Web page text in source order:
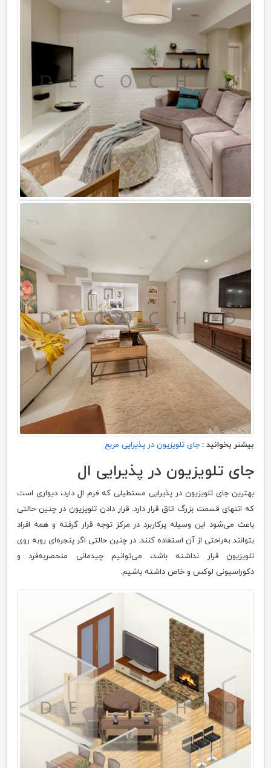
بیشتر بخوانید : جای تلویزیون در پذیرایی مربع
جای تلویزیون در پذیرایی ال
بهترین جای تلویزیون در پذیرایی مستطیلی که فرم ال دارد، دیواری است
که انتهای قسمت بزرگ اتاق قرار دارد. قرار دادن تلویزیون در چنین حالتی
باعث می‌شود این وسیله پرکاربرد در مرکز توجه قرار گرفته و همه افراد
بتوانند به‌راحتی از آن استفاده کنند. در چنین حالتی اگر پنجره‌ای روبه روی
تلویزیون قرار نداشته باشد، می‌توانیم چیدمانی منحصربه‌فرد و
دکوراسیونی لوکس و خاص داشته باشیم.